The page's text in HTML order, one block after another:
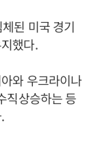
된 미국 경기
했다.
와 우크라이나
직상승하는 등